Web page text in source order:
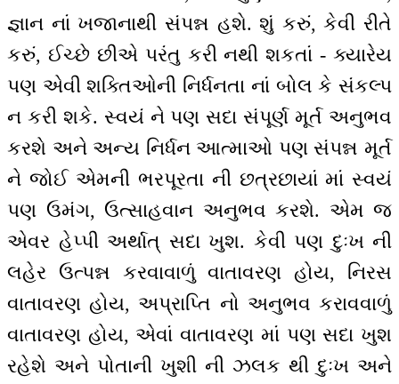
જ્ઞાન નાં ખજાનાથી સંપન્ન હશે. શું કરું, કેવી રીતે
કરું, ઈચ્છે છીએ પરંતુ કરી નથી શકતાં - ક્યારેય
પણ એવી શક્તિઓની નિર્ધનતા નાં બોલ કે સંકલ્પ
ન કરી શકે. સ્વયં ને પણ સદા સંપૂર્ણ મૂર્ત અનુભવ
કરશે અને અન્ય નિર્ધન આત્માઓ પણ સંપન્ન મૂર્ત
ને જોઈ એમની ભરપૂરતા ની છત્રછાયાં માં સ્વયં
પણ ઉમંગ, ઉત્સાહવાન અનુભવ કરશે. એમ જ
એવર હેપ્પી અર્થાત્ સદા ખુશ. કેવી પણ દુઃખ ની
લહેર ઉત્પન્ન કરવાવાળું વાતાવરણ હોય, નિરસ
વાતાવરણ હોય, અપ્રાપ્તિ નો અનુભવ કરાવવાળું
વાતાવરણ હોય, એવાં વાતાવરણ માં પણ સદા ખુશ
રહેશે અને પોતાની ખુશી ની ઝલક થી દુઃખ અને